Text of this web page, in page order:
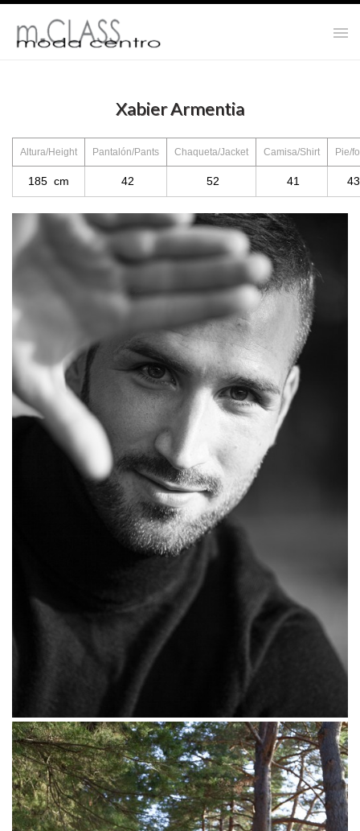
Xabier Armentia
Altura/Height Pantalón/Pants Chaqueta/Jacket Camisa/Shirt Pie/
185 cm 42 52 41 43